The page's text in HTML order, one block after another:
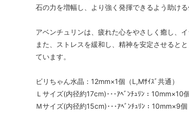
石の力を増幅し、より強く発揮できるよう助け
アベンチュリンは、疲れた心をやさしく癒し、
また、ストレスを緩和し、精神を安定させると
ています。
ビリちゃん水晶：12mm×1個（L,Mｻｲｽﾞ共通）
Ｌサイズ(内径約17cm)･･･ｱﾍﾞﾝﾁｭﾘﾝ：
Ｍサイズ(内径約15cm)･･･ｱﾍﾞﾝﾁｭﾘﾝ：